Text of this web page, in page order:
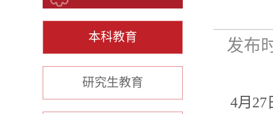
本科教育
研究生教育
发布
4月 27